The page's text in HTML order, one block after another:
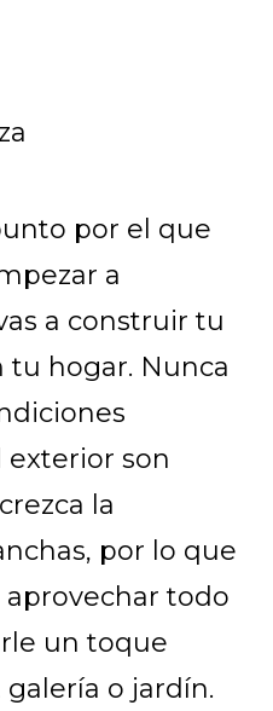
por el que
a
a construir tu
tu hogar. Nunca
son
la
por lo que
todo
un toque
o jardín.